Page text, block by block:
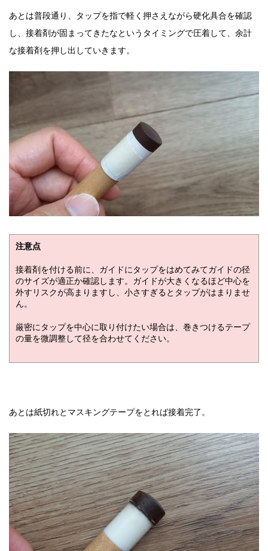
あとは普段通り、タップを指で軽く押さえながら硬化具合を確認
し、接着剤が固まってきたなというタイミングで圧着して、余計
な接着剤を押し出していきます。
注意点
接着剤を付ける前に、ガイドにタップをはめてみてガイドの径
のサイズが適正か確認します。ガイドが大きくなるほど中心を
外すリスクが高まりますし、小さすぎるとタップがはまりませ
ん。
厳密にタップを中心に取り付けたい場合は、巻きつけるテープ
の量を微調整して径を合わせてください。
あとは紙切れとマスキングテープをとれば接着完了。